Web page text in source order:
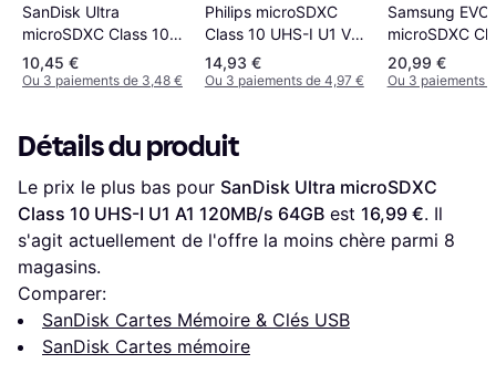
SanDisk Ultra
microSDXC Class 10
UHS-I U1 A1 140MB/s
64GB +SD adapter
10,45 €
Ou 3 paiements de 3,48 €
Philips microSDXC
Class 10 UHS-I U1 V10
A1 80MB/s 64GB +SD
adapter
14,93 €
Ou 3 paiements de 4,97 €
Samsung EVO
microSDXC
UHS-I U1 V10
160/120MB/s
20,99 €
Ou 3 paiements
Détails du produit
Le prix le plus bas pour SanDisk Ultra microSDXC
Class 10 UHS-I U1 A1 120MB/s 64GB est 16,99 €. Il
s'agit actuellement de l'offre la moins chère parmi 8
magasins.
Comparer:
SanDisk Cartes Mémoire & Clés USB
SanDisk Cartes mémoire